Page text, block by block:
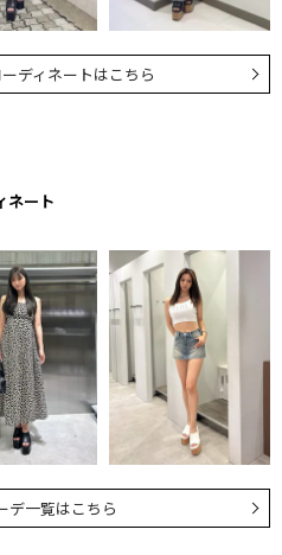
ディネートはこちら
ネート
デ一覧はこちら